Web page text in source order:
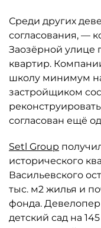
Среди других
согласования, —
Заозёрной улице
квартир.
школу минимум
застройщиком
согласован ещё
Setl Group
исторического
Васильевского
тыс. м2 жилья и
фонда.
детский сад на